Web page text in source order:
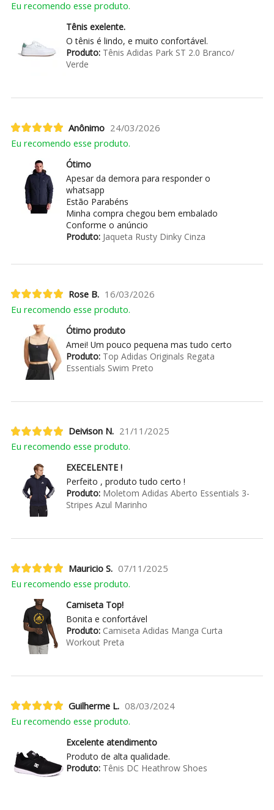
Eu recomendo esse produto.
Tênis exelente.
O tênis é lindo, e muito confortável.
Produto:Tênis Adidas Park ST 2.0 Branco/
Verde
Anônimo 24/03/2026
Eu recomendo esse produto.
Ótimo
Apesar da demora para responder o
whatsapp
Estão Parabéns
Minha compra chegou bem embalado
Conforme o anúncio
Produto:Jaqueta Rusty Dinky Cinza
Rose B. 16/03/2026
Eu recomendo esse produto.
Ótimo produto
Amei! Um pouco pequena mas tudo certo
Produto:Top Adidas Originals Regata
Essentials Swim Preto
Deivison N. 21/11/2025
Eu recomendo esse produto.
EXECELENTE !
Perfeito , produto tudo certo !
Produto:Moletom Adidas Aberto Essentials 3-
Stripes Azul Marinho
Mauricio S. 07/11/2025
Eu recomendo esse produto.
Camiseta Top!
Bonita e confortável
Produto:Camiseta Adidas Manga Curta
Workout Preta
Guilherme L. 08/03/2024
Eu recomendo esse produto.
Excelente atendimento
Produto de alta qualidade.
Produto:Tênis DC Heathrow Shoes